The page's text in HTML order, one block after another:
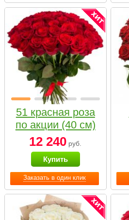
Заказать в один клик
51 красная роза
по акции (40 см)
12 240 руб.
Купить